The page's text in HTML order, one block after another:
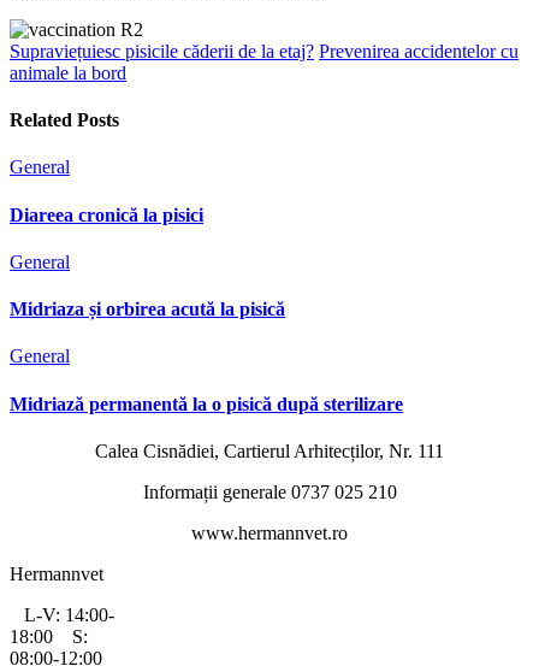
Supraviețuiesc pisicile căderii de la etaj? Prevenirea accidentelor cu
animale la bord
Related Posts
General
Diareea cronică la pisici
General
Midriaza și orbirea acută la pisică
General
Midriază permanentă la o pisică după sterilizare
Calea Cisnădiei, Cartierul Arhitecților, Nr. 111
Informații generale 0737 025 210
www.hermannvet.ro
Hermannvet
L-V: 14:00-
18:00 S:
08:00-12:00